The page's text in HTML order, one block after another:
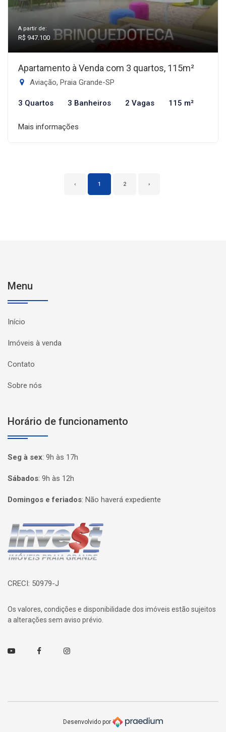
A partir de:
R$ 947.100
Apartamento à Venda com 3 quartos, 115m²
Aviação, Praia Grande-SP
3 Quartos 3 Banheiros 2 Vagas 115 m²
Mais informações
‹ 1 2 ›
Menu
Início
Imóveis à venda
Contato
Sobre nós
Horário de funcionamento
Seg à sex: 9h às 17h
Sábados: 9h às 12h
Domingos e feriados: Não haverá expediente
Página inicial
CRECI: 50979-J
Os valores, condições e disponibilidade dos imóveis estão sujeitos
a alterações sem aviso prévio.
Youtube FacebookInstagram
Desenvolvido por